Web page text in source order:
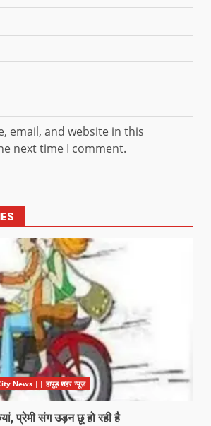
email, and website in this
next time I comment.
News || हापुड़ शहर न्यूज़
प्रेमी संग उड़न छू हो रही है